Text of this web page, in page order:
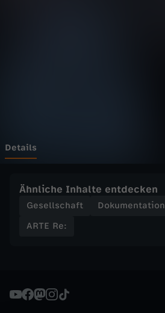
e
r
e
Details
Ähnliche Inhalte entdecken
Gesellschaft Dokumentation
ARTE Re: